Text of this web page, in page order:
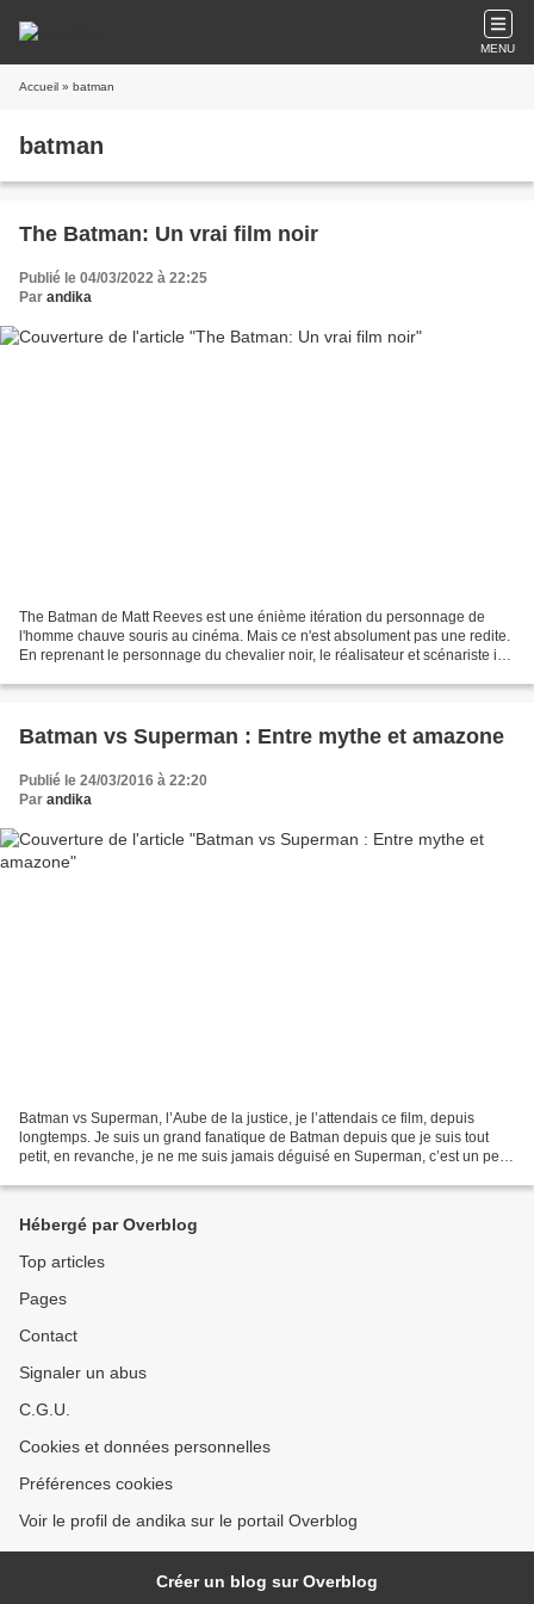
MENU
Accueil » batman
batman
The Batman: Un vrai film noir
Publié le 04/03/2022 à 22:25
Par andika
The Batman de Matt Reeves est une énième itération du personnage de
l'homme chauve souris au cinéma. Mais ce n'est absolument pas une redite.
En reprenant le personnage du chevalier noir, le réalisateur et scénariste ici,
Batman vs Superman : Entre mythe et amazone
Publié le 24/03/2016 à 22:20
Par andika
Batman vs Superman, l’Aube de la justice, je l’attendais ce film, depuis
longtemps. Je suis un grand fanatique de Batman depuis que je suis tout
petit, en revanche, je ne me suis jamais déguisé en Superman, c’est un peu
Hébergé par Overblog
Top articles
Pages
Contact
Signaler un abus
C.G.U.
Cookies et données personnelles
Préférences cookies
Voir le profil de andika sur le portail Overblog
Créer un blog sur Overblog